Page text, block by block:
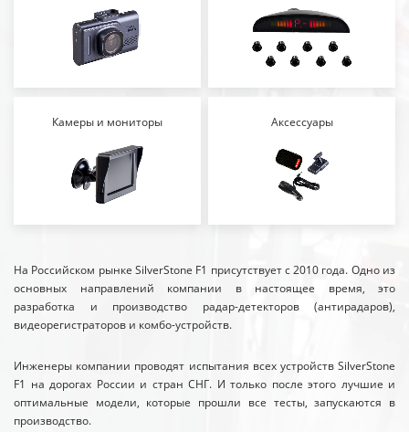
Камеры и мониторы Аксессуары
На Российском рынке SilverStone F1 присутствует с 2010 года. Одно из
основных направлений компании в настоящее время, это
разработка и производство радар-детекторов (антирадаров),
видеорегистраторов и комбо-устройств.
Инженеры компании проводят испытания всех устройств SilverStone
F1 на дорогах России и стран СНГ. И только после этого лучшие и
оптимальные модели, которые прошли все тесты, запускаются в
производство.